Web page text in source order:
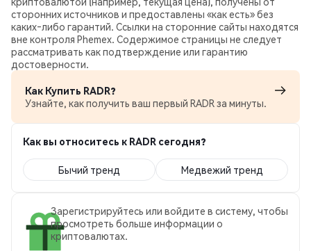
сторонних источников и предоставлены «как есть» без
каких‑либо гарантий. Ссылки на сторонние сайты находятся
вне контроля Phemex. Содержимое страницы не следует
рассматривать как подтверждение или гарантию
достоверности.
Как Купить RADR?
Узнайте, как получить ваш первый RADR за минуты.
Как вы относитесь к RADR сегодня?
Бычий тренд Медвежий тренд
Зарегистрируйтесь или войдите в систему, чтобы
просмотреть больше информации о
криптовалютах.